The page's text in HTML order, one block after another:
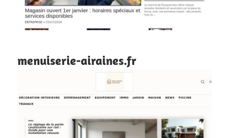
menuiserie-airaines.fr